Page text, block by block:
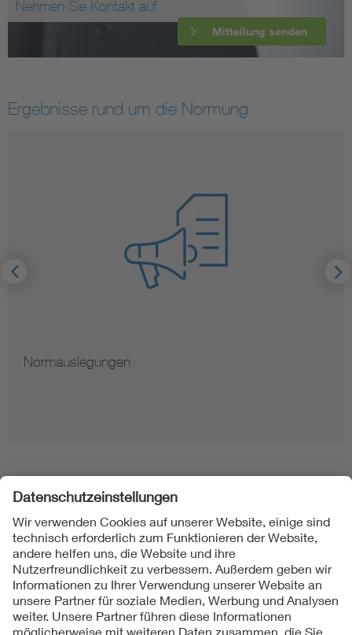
Nehmen Sie Kontakt auf
Mitteilung senden
Ergebnisse rund um die Normung
Normauslegungen
Folgen Sie uns